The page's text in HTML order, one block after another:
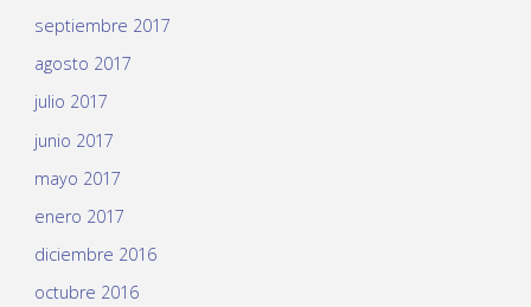
septiembre 2017
agosto 2017
julio 2017
junio 2017
mayo 2017
enero 2017
diciembre 2016
octubre 2016